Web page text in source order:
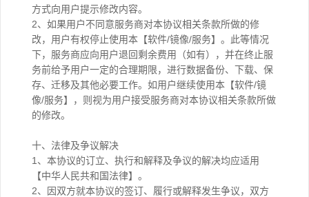
方式向用户提示修改内容。
2、如果用户不同意服务商对本协议相关条款所做的修
改，用户有权停止使用本【软件/镜像/服务】。此等情况
下，服务商应向用户退回剩余费用（如有），并在终止服
务前给予用户一定的合理期限，进行数据备份、下载、保
存、迁移及其他必要工作。如用户继续使用本【软件/镜
像/服务】，则视为用户接受服务商对本协议相关条款所做
的修改。
十、法律及争议解决
1、本协议的订立、执行和解释及争议的解决均应适用
【中华人民共和国法律】。
2、因双方就本协议的签订、履行或解释发生争议，双方